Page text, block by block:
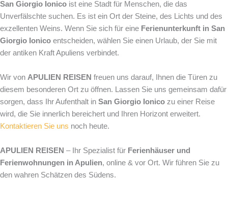
San Giorgio Ionico ist eine Stadt für Menschen, die das
Unverfälschte suchen. Es ist ein Ort der Steine, des Lichts und des
exzellenten Weins. Wenn Sie sich für eine Ferienunterkunft in San
Giorgio Ionico entscheiden, wählen Sie einen Urlaub, der Sie mit
der antiken Kraft Apuliens verbindet.
Wir von APULIEN REISEN freuen uns darauf, Ihnen die Türen zu
diesem besonderen Ort zu öffnen. Lassen Sie uns gemeinsam dafür
sorgen, dass Ihr Aufenthalt in San Giorgio Ionico zu einer Reise
wird, die Sie innerlich bereichert und Ihren Horizont erweitert.
Kontaktieren Sie uns noch heute.
APULIEN REISEN – Ihr Spezialist für Ferienhäuser und
Ferienwohnungen in Apulien, online & vor Ort. Wir führen Sie zu
den wahren Schätzen des Südens.